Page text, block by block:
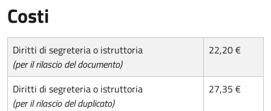
Costi
Diritti di segreteria o istruttoria
(per il rilascio del documento)
22,20 €
Diritti di segreteria o istruttoria
(per il rilascio del duplicato)
27,35 €